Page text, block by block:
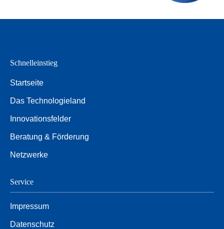
Schnelleinstieg
Startseite
Das Technologieland
Innovationsfelder
Beratung & Förderung
Netzwerke
Service
Impressum
Datenschutz